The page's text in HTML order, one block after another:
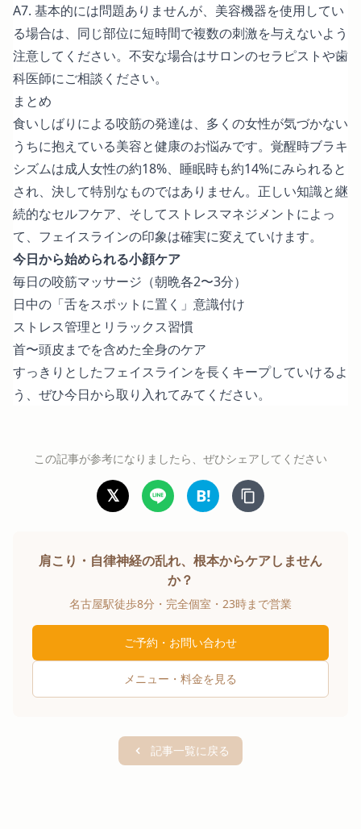
A7. 基本的には問題ありませんが、美容機器を使用してい
る場合は、同じ部位に短時間で複数の刺激を与えないよう
注意してください。不安な場合はサロンのセラピストや歯
科医師にご相談ください。
まとめ
食いしばりによる咬筋の発達は、多くの女性が気づかない
うちに抱えている美容と健康のお悩みです。覚醒時ブラキ
シズムは成人女性の約18%、睡眠時も約14%にみられると
され、決して特別なものではありません。正しい知識と継
続的なセルフケア、そしてストレスマネジメントによっ
て、フェイスラインの印象は確実に変えていけます。
今日から始められる小顔ケア
毎日の咬筋マッサージ（朝晩各2〜3分）
日中の「舌をスポットに置く」意識付け
ストレス管理とリラックス習慣
首〜頭皮までを含めた全身のケア
すっきりとしたフェイスラインを長くキープしていけるよ
う、ぜひ今日から取り入れてみてください。
この記事が参考になりましたら、ぜひシェアしてください
𝕏 B!
肩こり・自律神経の乱れ、根本からケアしません
か？
名古屋駅徒歩8分・完全個室・23時まで営業
ご予約・お問い合わせ
メニュー・料金を見る
記事一覧に戻る